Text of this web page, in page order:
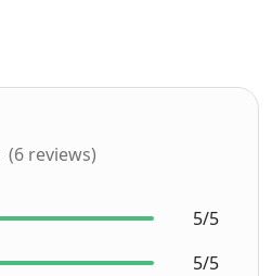
(6 reviews)
5/5
5/5